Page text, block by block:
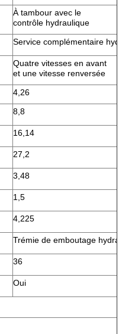
À tambour avec le
contrôle hydraulique
Service complémentaire
Quatre vitesses en avant
et une vitesse renversée
4,26
8,8
16,14
27,2
3,48
1,5
4,225
Trémie de emboutage
36
Oui